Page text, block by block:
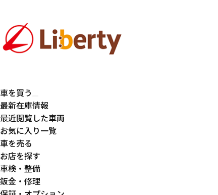
車を買う
最新在庫情報
最近閲覧した車両
お気に入り一覧
車を売る
お店を探す
車検・整備
鈑金・修理